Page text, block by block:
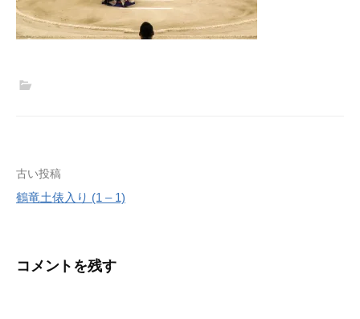
投
稿
ビ
古い投稿
鶴竜土俵入り (1 – 1)
コメントを残す